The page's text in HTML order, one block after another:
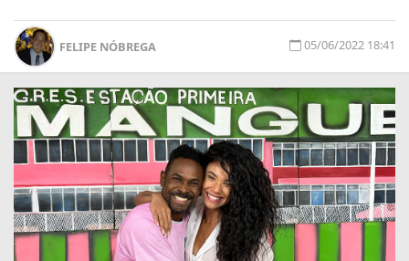
FELIPE NÓBREGA 05/06/2022 18:41